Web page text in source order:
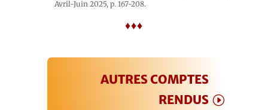
Avril-Juin 2025, p. 167-208.
♦♦♦
AUTRES COMPTES
RENDUS